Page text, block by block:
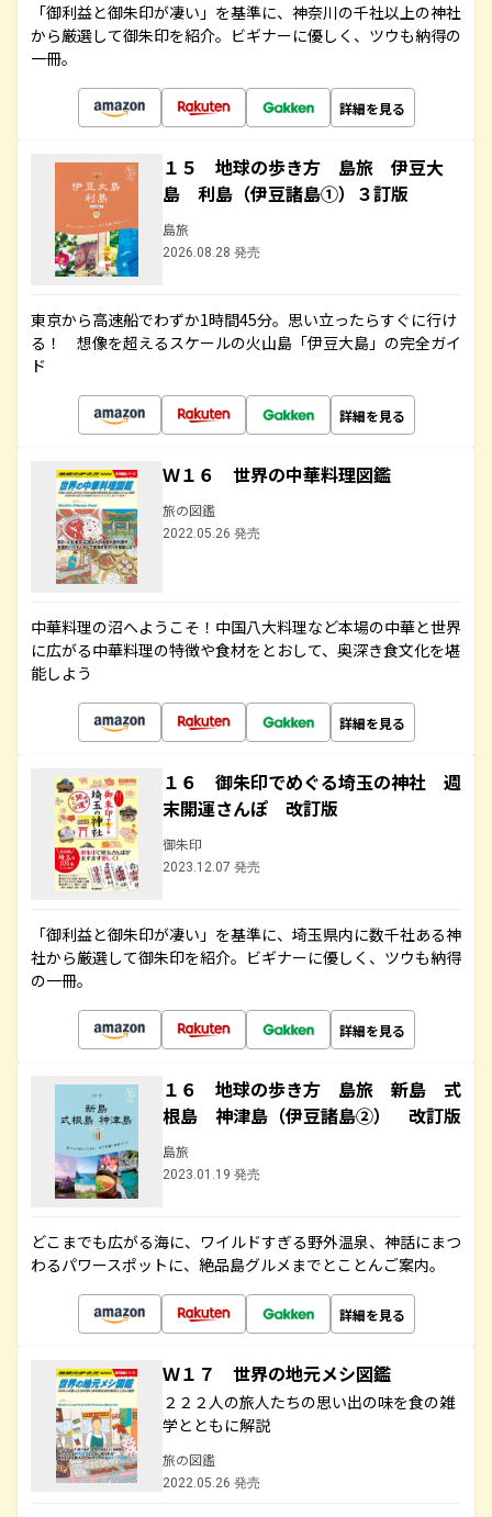
「御利益と御朱印が凄い」を基準に、神奈川の千社以上の神社
から厳選して御朱印を紹介。ビギナーに優しく、ツウも納得の
一冊。
詳細を見る
１５ 地球の歩き方 島旅 伊豆大
島 利島（伊豆諸島①）３訂版
島旅
2026.08.28 発売
東京から高速船でわずか1時間45分。思い立ったらすぐに行け
る！ 想像を超えるスケールの火山島「伊豆大島」の完全ガイ
ド
詳細を見る
Ｗ１６ 世界の中華料理図鑑
旅の図鑑
2022.05.26 発売
中華料理の沼へようこそ！中国八大料理など本場の中華と世界
に広がる中華料理の特徴や食材をとおして、奥深き食文化を堪
能しよう
詳細を見る
１６ 御朱印でめぐる埼玉の神社 週
末開運さんぽ 改訂版
御朱印
2023.12.07 発売
「御利益と御朱印が凄い」を基準に、埼玉県内に数千社ある神
社から厳選して御朱印を紹介。ビギナーに優しく、ツウも納得
の一冊。
詳細を見る
１６ 地球の歩き方 島旅 新島 式
根島 神津島（伊豆諸島②） 改訂版
島旅
2023.01.19 発売
どこまでも広がる海に、ワイルドすぎる野外温泉、神話にまつ
わるパワースポットに、絶品島グルメまでとことんご案内。
詳細を見る
Ｗ１７ 世界の地元メシ図鑑
２２２人の旅人たちの思い出の味を食の雑
学とともに解説
旅の図鑑
2022.05.26 発売